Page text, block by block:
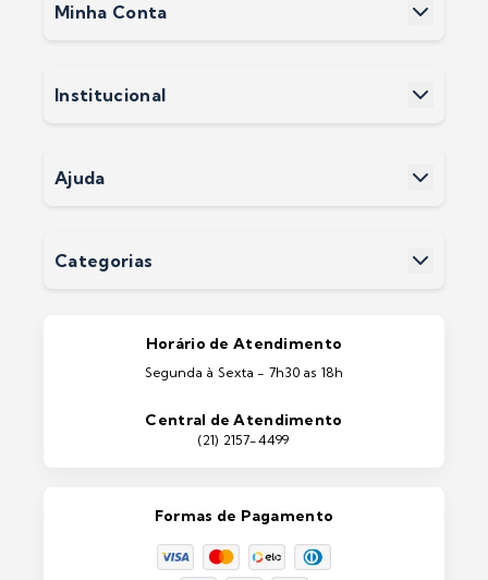
Minha Conta
Cadastre-se
Institucional
Termos e Condições
Ajuda
Entrega
Categorias
Portas e Janelas
Máquinas e Equipamentos
Lixeiras e Contentores
Horário de Atendimento
Segunda à Sexta - 7h30 as 18h
Central de Atendimento
(21) 2157-4499
Formas de Pagamento